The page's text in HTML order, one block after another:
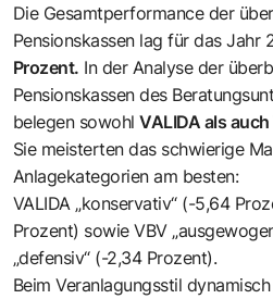
Die Gesamtperformance der
Pensionskassen lag für das Jahr
Prozent. In der Analyse der
Pensionskassen des
belegen sowohlVALIDA als
Sie meisterten das schwierige
Anlagekategorien am besten:
VALIDA „konservativ“ (-5,64
Prozent) sowie VBV
„defensiv“ (-2,34 Prozent).
Beim Veranlagungsstil